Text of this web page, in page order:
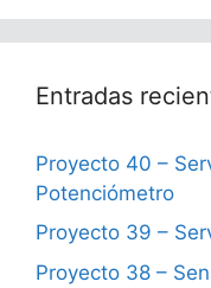
Entradas
Proyecto 40 –
Potenciómetro
Proyecto 39 –
Proyecto 38 –